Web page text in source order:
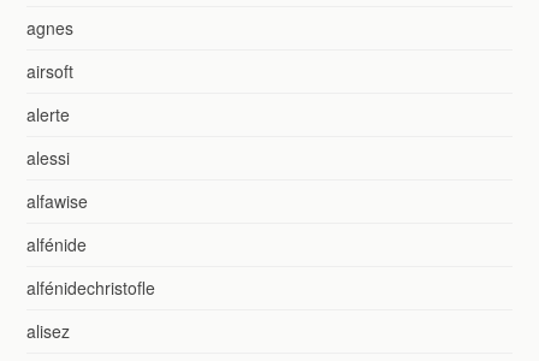
agnes
airsoft
alerte
alessi
alfawise
alfénide
alfénidechristofle
alisez